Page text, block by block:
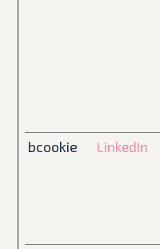
bcookie
LinkedIn